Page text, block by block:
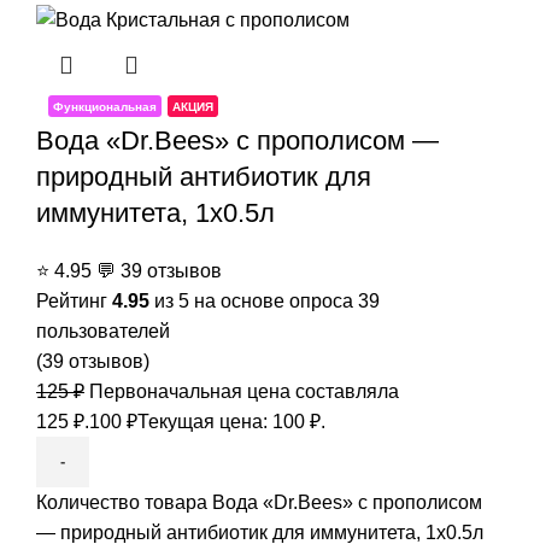
Функциональная АКЦИЯ
Вода «Dr.Bees» с прополисом —
природный антибиотик для
иммунитета, 1x0.5л
⭐ 4.95 💬 39 отзывов
Рейтинг 4.95 из 5 на основе опроса 39
пользователей
(39 отзывов)
125₽ Первоначальная цена составляла
125 ₽.100 ₽Текущая цена: 100 ₽.
Количество товара Вода «Dr.Bees» с прополисом
— природный антибиотик для иммунитета, 1x0.5л